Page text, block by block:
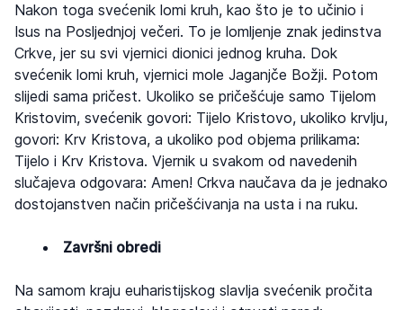
Nakon toga svećenik lomi kruh, kao što je to učinio i
Isus na Posljednjoj večeri. To je lomljenje znak jedinstva
Crkve, jer su svi vjernici dionici jednog kruha. Dok
svećenik lomi kruh, vjernici mole Jaganjče Božji. Potom
slijedi sama pričest. Ukoliko se pričešćuje samo Tijelom
Kristovim, svećenik govori: Tijelo Kristovo, ukoliko krvlju,
govori: Krv Kristova, a ukoliko pod objema prilikama:
Tijelo i Krv Kristova. Vjernik u svakom od navedenih
slučajeva odgovara: Amen! Crkva naučava da je jednako
dostojanstven način pričešćivanja na usta i na ruku.
Završni obredi
Na samom kraju euharistijskog slavlja svećenik pročita